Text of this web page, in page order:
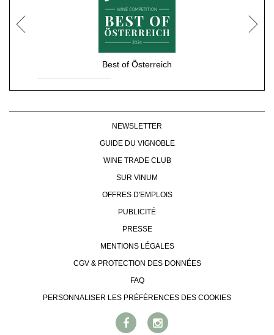
Best of Österreich
NEWSLETTER
GUIDE DU VIGNOBLE
WINE TRADE CLUB
SUR VINUM
OFFRES D'EMPLOIS
PUBLICITÉ
PRESSE
MENTIONS LÉGALES
CGV & PROTECTION DES DONNÉES
FAQ
PERSONNALISER LES PRÉFÉRENCES DES COOKIES